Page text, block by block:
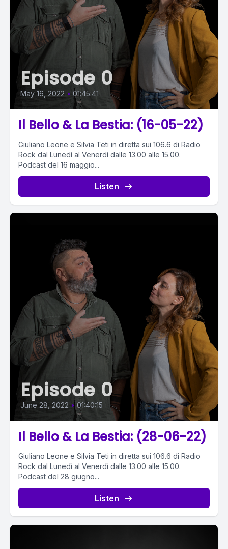
Episode 0
May 16, 2022 • 01:45:41
Il Bello & La Bestia: (16-05-22)
Giuliano Leone e Silvia Teti in diretta sui 106.6 di Radio
Rock dal Lunedì al Venerdì dalle 13.00 alle 15.00.
Podcast del 16 maggio...
Listen
Episode 0
June 28, 2022 • 01:40:15
Il Bello & La Bestia: (28-06-22)
Giuliano Leone e Silvia Teti in diretta sui 106.6 di Radio
Rock dal Lunedì al Venerdì dalle 13.00 alle 15.00.
Podcast del 28 giugno...
Listen